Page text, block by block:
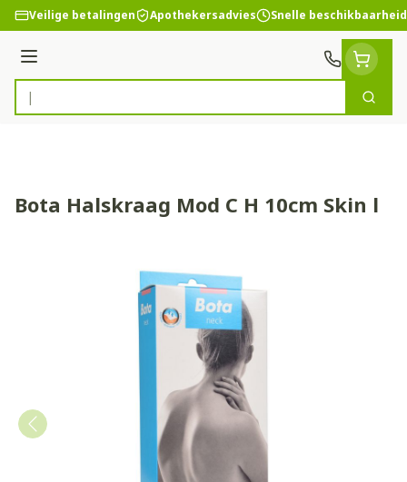
Ga naar de inhoud
Veilige betalingen Apothekersadvies Snelle beschikbaarheid
Menu
Product, merk, categorie...
Zoek
Bota Halskraag Mod C H 10cm Skin l